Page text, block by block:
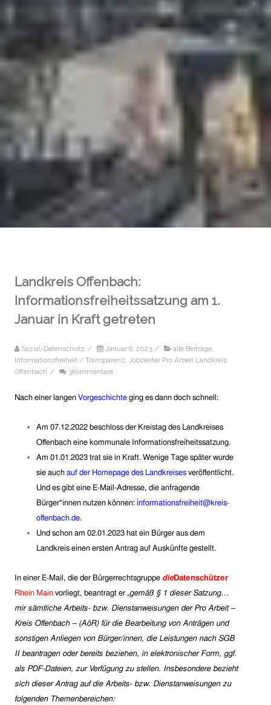
Landkreis Offenbach:
Informationsfreiheitssatzung am 1.
Januar in Kraft getreten
Sozial-Datenschutz / Januar 6, 2023 / alle Beiträge,
Informationsfreiheit / Transparenz, Jobcenter Pro Arbeit Landkreis
Offenbach / 3Kommentare
Nach einer langen Vorgeschichte ging es dann doch schnell:
Am 07.12.2022 beschloss der Kreistag des Landkreises
Offenbach eine kommunale Informationsfreiheitssatzung.
Am 01.01.2023 trat sie in Kraft. Wenige Tage später wurde
sie auch auf der Homepage des Landkreises veröffentlicht.
Und es gibt eine E-Mail-Adresse, die anfragende
Bürger*innen nutzen können: informationsfreiheit@kreis-
offenbach.de.
Und schon am 02.01.2023 hat ein Bürger aus dem
Landkreis einen ersten Antrag auf Auskünfte gestellt.
In einer E-Mail, die der Bürgerrechtsgruppe dieDatenschützer
Rhein Main vorliegt, beantragt er „gemäß § 1 dieser Satzung…
mir sämtliche Arbeits- bzw. Dienstanweisungen der Pro Arbeit –
Kreis Offenbach – (AöR) für die Bearbeitung von Anträgen und
sonstigen Anliegen von Bürger/innen, die Leistungen nach SGB
II beantragen oder bereits beziehen, in elektronischer Form, ggf.
als PDF-Dateien, zur Verfügung zu stellen. Insbesondere bezieht
sich dieser Antrag auf die Arbeits- bzw. Dienstanweisungen zu
folgenden Themenbereichen: